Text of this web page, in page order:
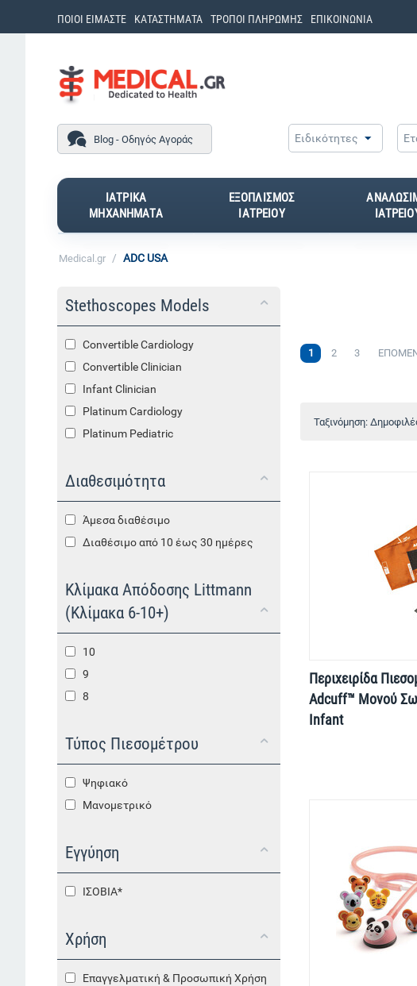
ΠΟΙΟΙ ΕΙΜΑΣΤΕ ΚΑΤΑΣΤΗΜΑΤΑ ΤΡΟΠΟΙ ΠΛΗΡΩΜΗΣ ΕΠΙΚΟΙΝΩΝΙΑ
Blog - Οδηγός Αγοράς Ειδικότητες
ΙΑΤΡΙΚΑ
ΜΗΧΑΝΗΜΑΤΑ
ΕΞΟΠΛΙΣΜΟΣ
ΙΑΤΡΕΙΟΥ
Medical.gr / ADC USA
Stethoscopes Models
Convertible Cardiology
Convertible Clinician
Infant Clinician
Platinum Cardiology
Platinum Pediatric
Διαθεσιμότητα
Άμεσα διαθέσιμο
Διαθέσιμο από 10 έως 30 ημέρες
Κλίμακα Απόδοσης Littmann
(Κλίμακα 6-10+)
10
9
8
Τύπος Πιεσομέτρου
Ψηφιακό
Μανομετρικό
Εγγύηση
ΙΣΟΒΙΑ*
Χρήση
Επαγγελματική & Προσωπική Χρήση
1 2 3
Ταξινόμηση:
Περιχειρίδα
Adcuff™ Μονού
Infant